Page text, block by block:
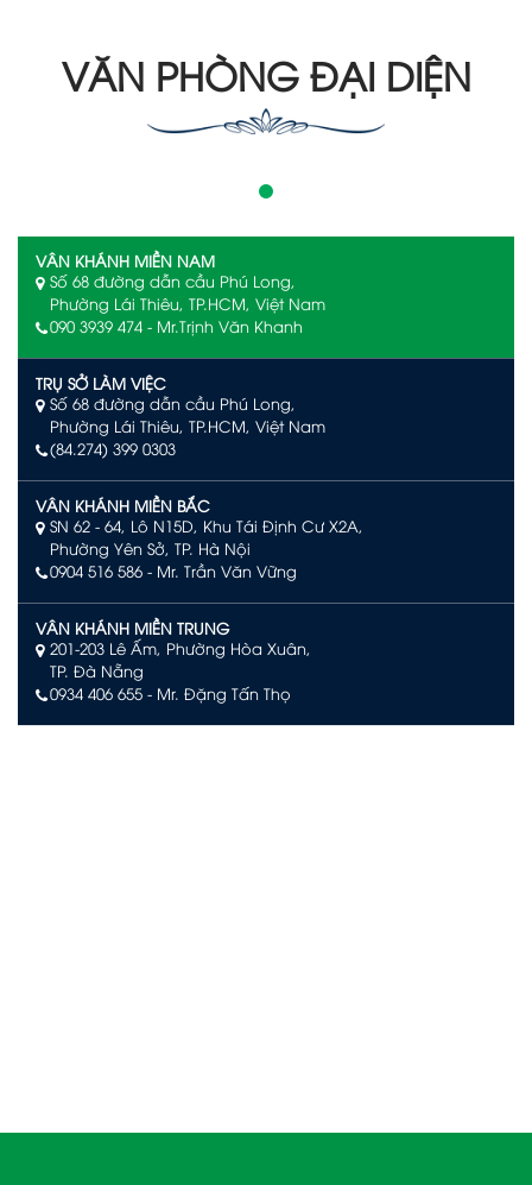
VĂN PHÒNG ĐẠI DIỆN
VÂN KHÁNH MIỀN NAM
Số 68 đường dẫn cầu Phú Long,
Phường Lái Thiêu, TP.HCM, Việt Nam
090 3939 474 - Mr.Trịnh Văn Khanh
TRỤ SỞ LÀM VIỆC
Số 68 đường dẫn cầu Phú Long,
Phường Lái Thiêu, TP.HCM, Việt Nam
(84.274) 399 0303
VÂN KHÁNH MIỀN BẮC
SN 62 - 64, Lô N15D, Khu Tái Định Cư X2A,
Phường Yên Sở, TP. Hà Nội
0904 516 586 - Mr. Trần Văn Vững
VÂN KHÁNH MIỀN TRUNG
201-203 Lê Ấm, Phường Hòa Xuân,
TP. Đà Nẵng
0934 406 655 - Mr. Đặng Tấn Thọ